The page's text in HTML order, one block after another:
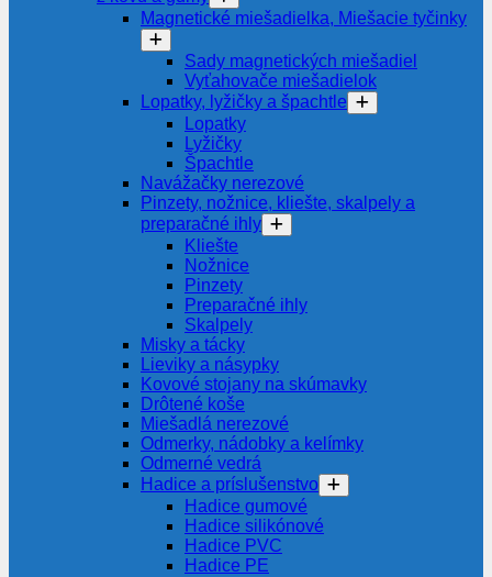
Magnetické miešadielka, Miešacie tyčinky
Sady magnetických miešadiel
Vyťahovače miešadielok
Lopatky, lyžičky a špachtle
Lopatky
Lyžičky
Špachtle
Navážačky nerezové
Pinzety, nožnice, kliešte, skalpely a
preparačné ihly
Kliešte
Nožnice
Pinzety
Preparačné ihly
Skalpely
Misky a tácky
Lieviky a násypky
Kovové stojany na skúmavky
Drôtené koše
Miešadlá nerezové
Odmerky, nádobky a kelímky
Odmerné vedrá
Hadice a príslušenstvo
Hadice gumové
Hadice silikónové
Hadice PVC
Hadice PE